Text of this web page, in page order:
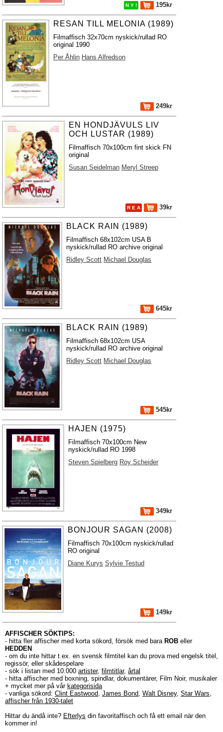
N Y ! 195kr
RESAN TILL MELONIA (1989)
Filmaffisch 32x70cm nyskick/rullad RO
original 1990
Per Åhlin Hans Alfredson
249kr
EN HONDJÄVULS LIV
OCH LUSTAR (1989)
Filmaffisch 70x100cm fint skick FN
original
Susan Seidelman Meryl Streep
R E A 39kr
BLACK RAIN (1989)
Filmaffisch 68x102cm USA B
nyskick/rullad RO archive original
Ridley Scott Michael Douglas
645kr
BLACK RAIN (1989)
Filmaffisch 68x102cm USA
nyskick/rullad RO archive original
Ridley Scott Michael Douglas
545kr
HAJEN (1975)
Filmaffisch 70x100cm New
nyskick/rullad RO 1998
Steven Spielberg Roy Scheider
349kr
BONJOUR SAGAN (2008)
Filmaffisch 70x100cm nyskick/rullad
RO original
Diane Kurys Sylvie Testud
149kr
AFFISCHER SÖKTIPS:
- hitta fler affischer med korta sökord, försök med bara ROB eller
HEDDEN
- om du inte hittar t.ex. en svensk filmtitel kan du prova med engelsk titel,
regissör, eller skådespelare
- sök i listan med 10.000 artister, filmtitlar, årtal
- hitta affischer med boxning, spindlar, dokumentärer, Film Noir, musikaler
+ mycket mer på vår kategorisida
- vanliga sökord: Clint Eastwood, James Bond, Walt Disney, Star Wars,
affischer från 1930-talet
Hittar du ändå inte? Efterlys din favoritaffisch och få ett email när den
kommer in!